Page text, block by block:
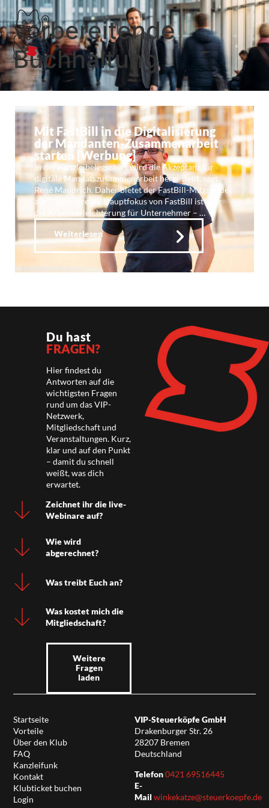
vorbereitende
Buchhaltung
Mit FastBill in die Digitalisierung
der Mandanten-Zusammenarbeit
starten [Werbung]
In der Kanzleibelegschaft wird die Akzeptanz für
digitale Mandatszusammenarbeit hergestellt, sagt
René Maudrich. Daher bietet der FastBill-Mitgründer
auch Seminare an. Hauptfokus von FastBill ist aber
die Arbeitserleichterung für Unternehmer – …
Weiterlesen
Du hast
FRAGEN?
Hier findest du
Antworten auf die
wichtigsten Fragen
rund um das VIP-
Netzwerk,
Mitgliedschaft und
Veranstaltungen. Kurz,
klar und auf den Punkt
– damit du schnell
weißt, was dich
erwartet.
Zeichnet ihr die live-
Webinare auf?
Wie wird
abgerechnet?
Was treibt Euch an?
Was kostet mich die
Mitgliedschaft?
Weitere
Fragen
laden
Startseite
Vorteile
Über den Klub
FAQ
Kanzleifunk
Kontakt
Klubticket buchen
Login
VIP-Steuerköpfe GmbH
Drakenburger Str. 26
28207 Bremen
Deutschland
Telefon0421 69516445
E-
Mail winkekatze@steuerkoepfe.de